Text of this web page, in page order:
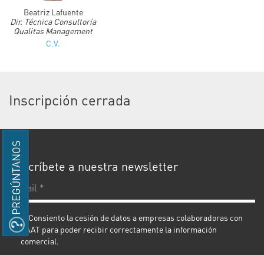
PREGÚNTANOS
Beatriz Lafuente
Dir. Técnica Consultoría
Qualitas Management
C.V.
Inscripción cerrada
Suscríbete a nuestra newsletter
Consiento la cesión de datos a empresas colaboradoras con
SAAT para poder recibir correctamente la información
comercial.